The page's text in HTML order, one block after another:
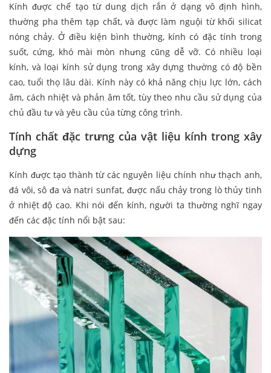
Kính được chế tạo từ dung dịch rắn ở dạng vô định hình,
thường pha thêm tạp chất, và được làm nguội từ khối silicat
nóng chảy. Ở điều kiện bình thường, kính có đặc tính trong
suốt, cứng, khó mài mòn nhưng cũng dễ vỡ. Có nhiều loại
kính, và loại kính sử dụng trong xây dựng thường có độ bền
cao, tuổi thọ lâu dài. Kính này có khả năng chịu lực lớn, cách
âm, cách nhiệt và phản âm tốt, tùy theo nhu cầu sử dụng của
chủ đầu tư và yêu cầu của từng công trình.
Tính chất đặc trưng của vật liệu kính trong xây
dựng
Kính được tạo thành từ các nguyên liệu chính như thạch anh,
đá vôi, sô đa và natri sunfat, được nấu chảy trong lò thủy tinh
ở nhiệt độ cao. Khi nói đến kính, người ta thường nghĩ ngay
đến các đặc tính nổi bật sau: